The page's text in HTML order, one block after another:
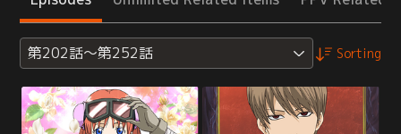
第202話～第252話 Sorting